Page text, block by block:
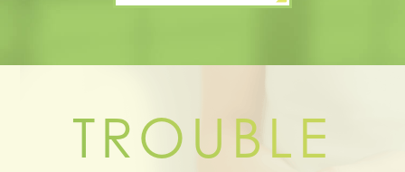
TROUBLE